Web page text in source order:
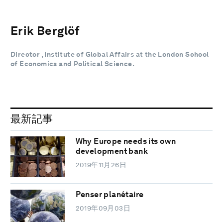
Erik Berglöf
Director , Institute of Global Affairs at the London School
of Economics and Political Science.
最新記事
Why Europe needs its own
development bank
2019年11月26日
Penser planétaire
2019年09月03日